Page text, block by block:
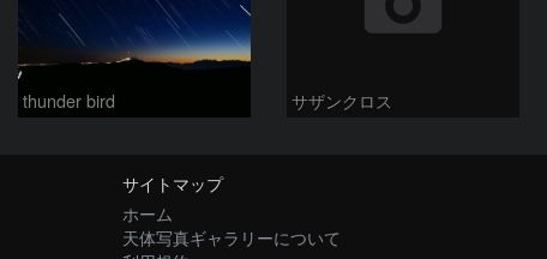
thunder bird サザンクロス
サイトマップ
ホーム
天体写真ギャラリーについて